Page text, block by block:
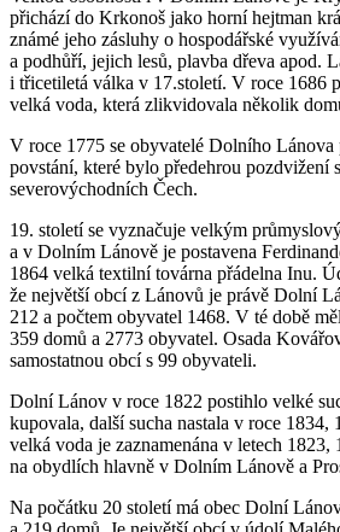
přichází do Krkonoš jako horní hejtman
známé jeho zásluhy o hospodářské
a podhůří, jejich lesů, plavba dřeva apod.
i třicetiletá válka v 17.století. V roce 1686
velká voda, která zlikvidovala několik
V roce 1775 se obyvatelé Dolního
povstání, které bylo předehrou pozdvižení
severovýchodních Čech.
19. století se vyznačuje velkým
a v Dolním Lánově je postavena
1864 velká textilní továrna přádelna Inu.
že největší obcí z Lánovů je právě Dolní
212 a počtem obyvatel 1468. V té době
359 domů a 2773 obyvatel. Osada
samostatnou obcí s 99 obyvateli.
Dolní Lánov v roce 1822 postihlo velké
kupovala, další sucha nastala v roce 1834,
velká voda je zaznamenána v letech 1823,
na obydlích hlavně v Dolním Lánově a
Na počátku 20 století má obec Dolní